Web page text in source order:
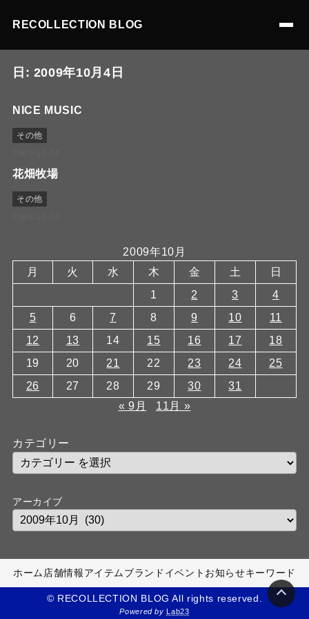
RECOLLECTION BLOG
日: 2009年10月4日
NICE MUSIC
その他
花畑牧場
その他
2009年10月
月
火 水 木 金 土
日
1
2 3
4
5
6 7 8 9 10
11
12
13 14 15 16 17
18
19
20 21 22 23 24
25
26
27 28 29 30
31
« 9月
11月 »
カテゴリー
アーカイブ
ホーム 店舗情報アイテムブランド イベント お知らせキーワード
© RECOLLECTION BLOG All rights reserved.
Powered byLab23